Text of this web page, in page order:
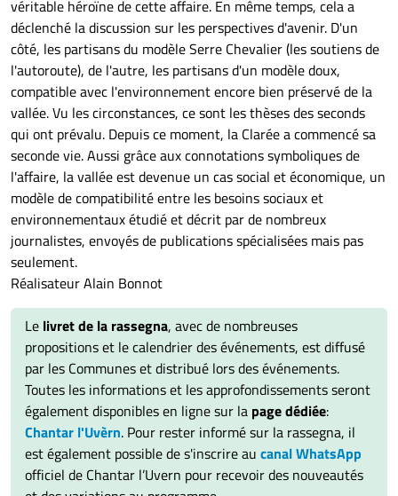
véritable héroïne de cette affaire. En même temps, cela a
déclenché la discussion sur les perspectives d'avenir. D'un
côté, les partisans du modèle Serre Chevalier (les soutiens de
l'autoroute), de l'autre, les partisans d'un modèle doux,
compatible avec l'environnement encore bien préservé de la
vallée. Vu les circonstances, ce sont les thèses des seconds
qui ont prévalu. Depuis ce moment, la Clarée a commencé sa
seconde vie. Aussi grâce aux connotations symboliques de
l'affaire, la vallée est devenue un cas social et économique, un
modèle de compatibilité entre les besoins sociaux et
environnementaux étudié et décrit par de nombreux
journalistes, envoyés de publications spécialisées mais pas
seulement.
Réalisateur Alain Bonnot
Le livret de la rassegna, avec de nombreuses
propositions et le calendrier des événements, est diffusé
par les Communes et distribué lors des événements.
Toutes les informations et les approfondissements seront
également disponibles en ligne sur la page dédiée:
Chantar l'Uvèrn. Pour rester informé sur la rassegna, il
est également possible de s'inscrire au canal WhatsApp
officiel de Chantar l’Uvern pour recevoir des nouveautés